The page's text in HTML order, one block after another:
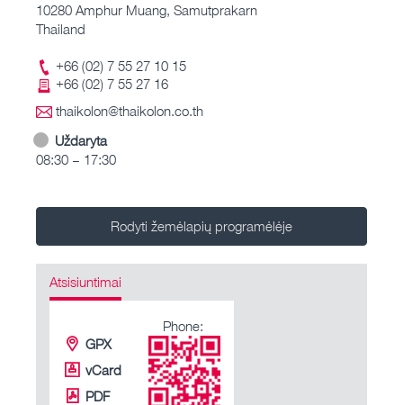
10280 Amphur Muang, Samutprakarn
Thailand
+66 (02) 7 55 27 10 15
+66 (02) 7 55 27 16
thaikolon@thaikolon.co.th
Uždaryta
08:30 – 17:30
Rodyti žemėlapių programėlėje
Atsisiuntimai
GPX
vCard
PDF
Phone: